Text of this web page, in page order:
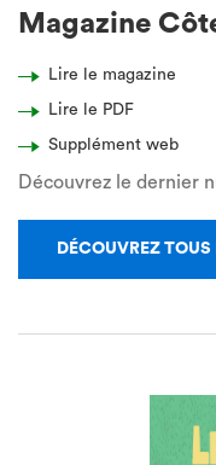
Magazine
Découvrez le dernier
Lire le magazine
Lire le PDF
Supplément web
DÉCOUVREZ